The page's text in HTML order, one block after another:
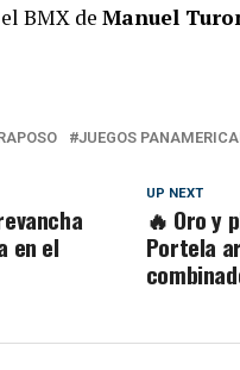
BMX de Manuel
JUEGOS
UP NEXT
🔥 Oro y
Portela
en el